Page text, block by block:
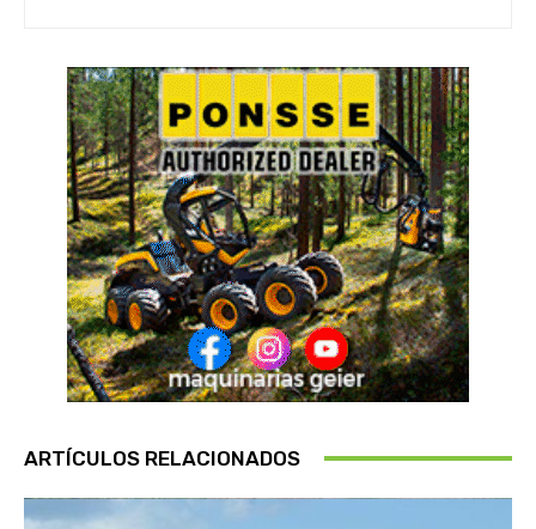
ARTÍCULOS RELACIONADOS